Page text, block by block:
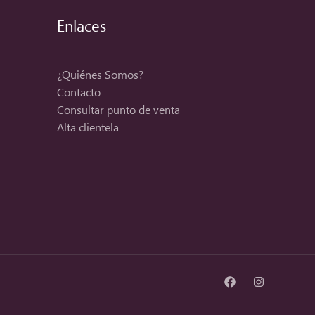
Enlaces
¿Quiénes Somos?
Contacto
Consultar punto de venta
Alta clientela